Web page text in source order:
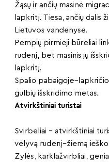
Žąsų ir ančių masinė
lapkritį. Tiesa, ančių dalis
Lietuvos vandenyse.
Pempių pirmieji būreliai
rudenį, bet masinis jų
lapkritį.
Spalio
gulbių išskridimo metas.
Atvirkštiniai turistai
Svirbeliai – atvirkštiniai
vėlyvą rudenį–žiemą
Zylės, karklažvirbliai,